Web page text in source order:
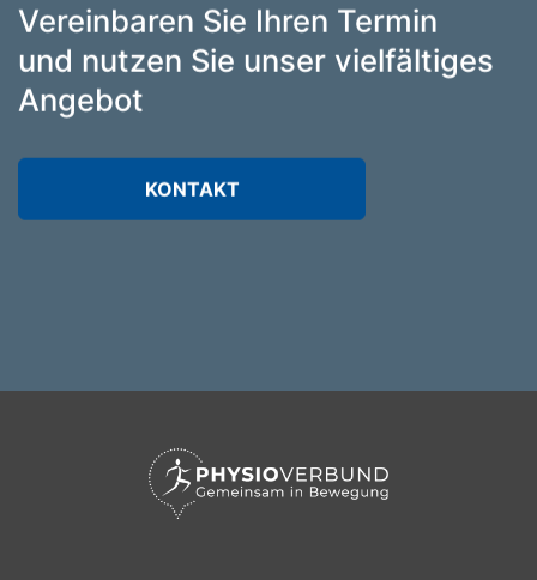
Vereinbaren Sie Ihren Termin
und nutzen Sie unser vielfältiges
Angebot
KONTAKT